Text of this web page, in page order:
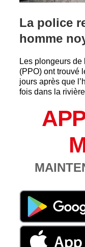
La police
homme
Les plongeurs
(PPO) ont trouvé
jours après que
fois dans la